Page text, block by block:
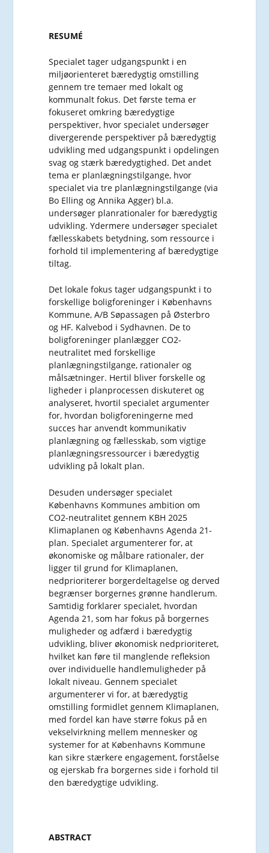
RESUMÉ
Specialet tager udgangspunkt i en
miljøorienteret bæredygtig omstilling
gennem tre temaer med lokalt og
kommunalt fokus. Det første tema er
fokuseret omkring bæredygtige
perspektiver, hvor specialet undersøger
divergerende perspektiver på bæredygtig
udvikling med udgangspunkt i opdelingen
svag og stærk bæredygtighed. Det andet
tema er planlægningstilgange, hvor
specialet via tre planlægningstilgange (via
Bo Elling og Annika Agger) bl.a.
undersøger planrationaler for bæredygtig
udvikling. Ydermere undersøger specialet
fællesskabets betydning, som ressource i
forhold til implementering af bæredygtige
tiltag.
Det lokale fokus tager udgangspunkt i to
forskellige boligforeninger i Københavns
Kommune, A/B Søpassagen på Østerbro
og HF. Kalvebod i Sydhavnen. De to
boligforeninger planlægger CO2-
neutralitet med forskellige
planlægningstilgange, rationaler og
målsætninger. Hertil bliver forskelle og
ligheder i planprocessen diskuteret og
analyseret, hvortil specialet argumenter
for, hvordan boligforeningerne med
succes har anvendt kommunikativ
planlægning og fællesskab, som vigtige
planlægningsressourcer i bæredygtig
udvikling på lokalt plan.
Desuden undersøger specialet
Københavns Kommunes ambition om
CO2-neutralitet gennem KBH 2025
Klimaplanen og Københavns Agenda 21-
plan. Specialet argumenterer for, at
økonomiske og målbare rationaler, der
ligger til grund for Klimaplanen,
nedprioriterer borgerdeltagelse og derved
begrænser borgernes grønne handlerum.
Samtidig forklarer specialet, hvordan
Agenda 21, som har fokus på borgernes
muligheder og adfærd i bæredygtig
udvikling, bliver økonomisk nedprioriteret,
hvilket kan føre til manglende refleksion
over individuelle handlemuligheder på
lokalt niveau. Gennem specialet
argumenterer vi for, at bæredygtig
omstilling formidlet gennem Klimaplanen,
med fordel kan have større fokus på en
vekselvirkning mellem mennesker og
systemer for at Københavns Kommune
kan sikre stærkere engagement, forståelse
og ejerskab fra borgernes side i forhold til
den bæredygtige udvikling.
ABSTRACT